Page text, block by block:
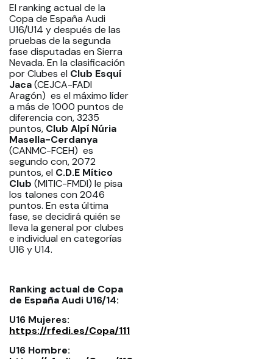
El ranking actual de la
Copa de España Audi
U16/U14 y después de las
pruebas de la segunda
fase disputadas en Sierra
Nevada. En la clasificación
por Clubes el Club Esquí
Jaca(CEJCA-FADI
Aragón) es el máximo líder
a más de 1000 puntos de
diferencia con, 3235
puntos, Club Alpí Núria
Masella-Cerdanya
(CANMC-FCEH) es
segundo con, 2072
puntos, el C.D.E Mítico
Club (MITIC-FMDI) le pisa
los talones con 2046
puntos. En esta última
fase, se decidirá quién se
lleva la general por clubes
e individual en categorías
U16 y U14.
Ranking actual de Copa
de España Audi U16/14:
U16 Mujeres: ​​
https://rfedi.es/Copa/111
U16 Hombre: